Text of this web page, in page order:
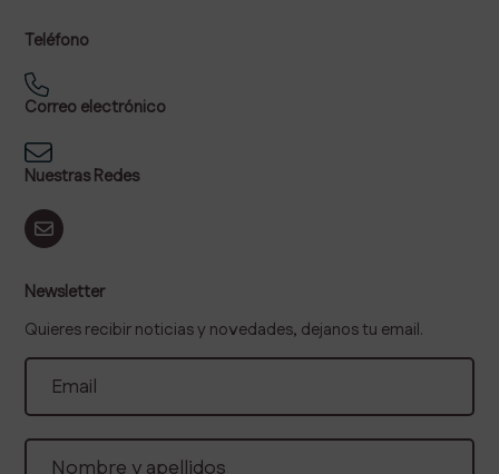
Teléfono
Correo electrónico
Nuestras Redes
Newsletter
Quieres recibir noticias y novedades, dejanos tu email.